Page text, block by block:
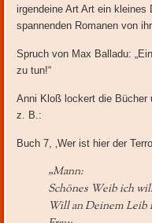
irgendeine Art Art ein
spannenden Romanen von
Spruch von Max Balladu:
zu tun!“
Anni Kloß lockert die
z. B.:
Buch 7, ‚Wer ist hier der
„Mann:
Schönes Weib ich
Will an Deinem Leib